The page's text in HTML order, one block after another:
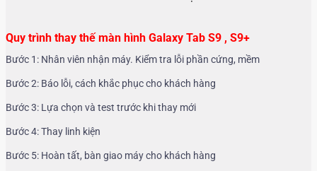
Quy trình thay thế màn hình Galaxy Tab S9 , S9+
Bước 1: Nhân viên nhận máy. Kiểm tra lỗi phần cứng, mềm
Bước 2: Báo lỗi, cách khắc phục cho khách hàng
Bước 3: Lựa chọn và test trước khi thay mới
Bước 4: Thay linh kiện
Bước 5: Hoàn tất, bàn giao máy cho khách hàng